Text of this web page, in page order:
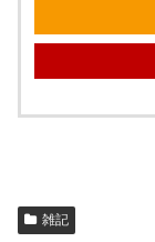
雑記